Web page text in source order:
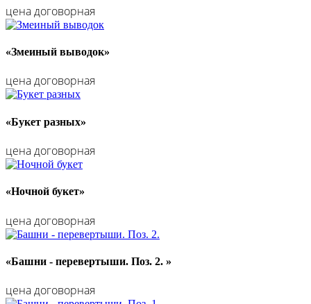
цена договорная
«Змеиный выводок»
цена договорная
«Букет разных»
цена договорная
«Ночной букет»
цена договорная
«Башни - перевертыши. Поз. 2. »
цена договорная